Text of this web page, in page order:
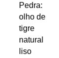
Pedra:
olho de
tigre
natural
liso